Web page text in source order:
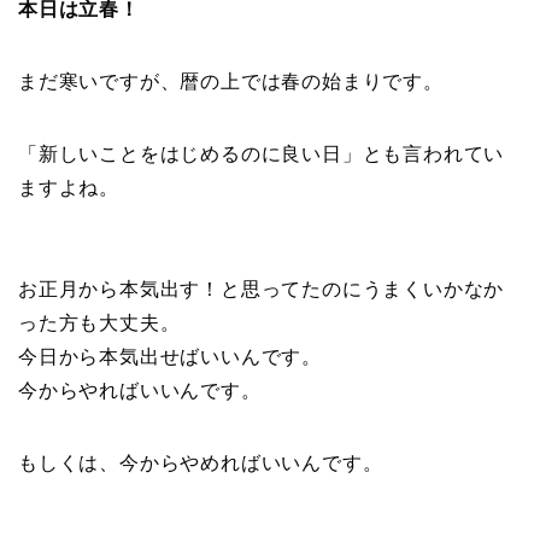
本日は立春！
まだ寒いですが、暦の上では春の始まりです。
「新しいことをはじめるのに良い日」とも言われてい
ますよね。
お正月から本気出す！と思ってたのにうまくいかなか
った方も大丈夫。
今日から本気出せばいいんです。
今からやればいいんです。
もしくは、今からやめればいいんです。